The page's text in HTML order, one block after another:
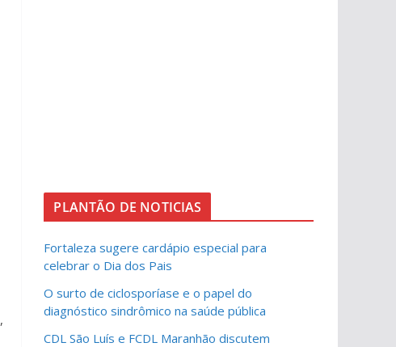
,
PLANTÃO DE NOTICIAS
Fortaleza sugere cardápio especial para
celebrar o Dia dos Pais
O surto de ciclosporíase e o papel do
diagnóstico sindrômico na saúde pública
CDL São Luís e FCDL Maranhão discutem